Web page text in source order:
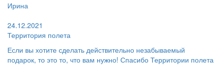
Ирина
24.12.2021
Территория полета
Если вы хотите сделать действительно незабываемый
подарок, то это то, что вам нужно! Спасибо Территории полета